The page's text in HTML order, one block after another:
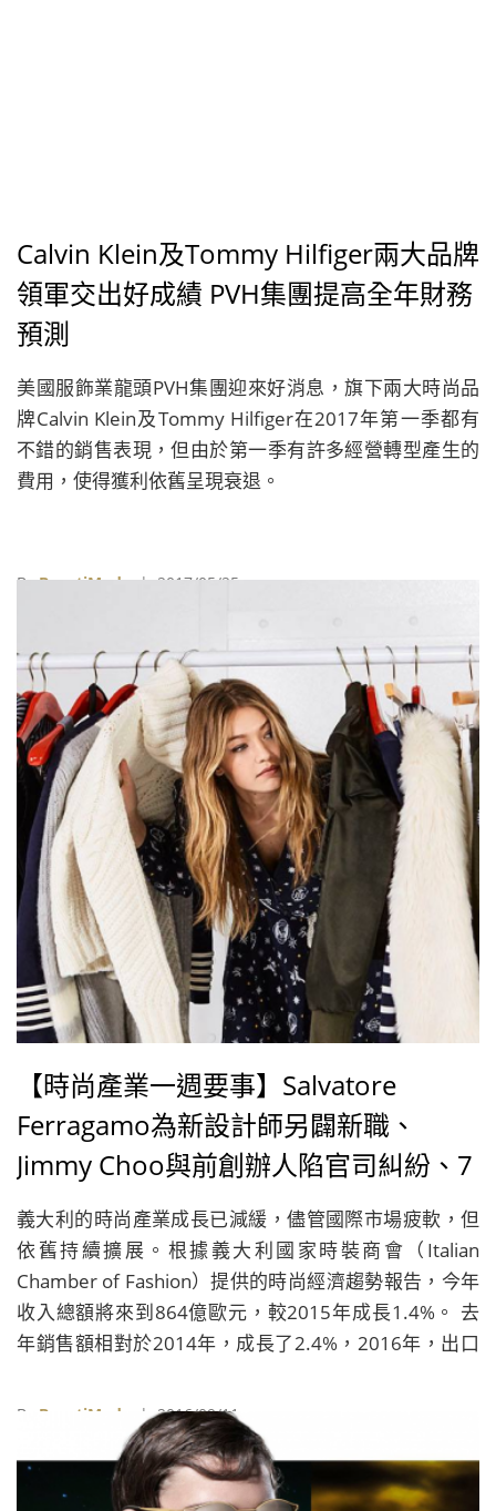
Calvin Klein及Tommy Hilfiger兩大品牌
領軍交出好成績 PVH集團提高全年財務
預測
美國服飾業龍頭PVH集團迎來好消息，旗下兩大時尚品
牌Calvin Klein及Tommy Hilfiger在2017年第一季都有
不錯的銷售表現，但由於第一季有許多經營轉型產生的
費用，使得獲利依舊呈現衰退。
ByBeautiMode| 2017/05/25
【時尚產業一週要事】Salvatore
Ferragamo為新設計師另闢新職、
Jimmy Choo與前創辦人陷官司糾紛、7
For All Mankind新東家裁員、義大利時
尚產業2016年小幅成長
義大利的時尚產業成長已減緩，儘管國際市場疲軟，但
依舊持續擴展。根據義大利國家時裝商會（Italian
Chamber of Fashion）提供的時尚經濟趨勢報告，今年
收入總額將來到864億歐元，較2015年成長1.4%。 去
年銷售額相對於2014年，成長了2.4%，2016年，出口
第一季成長，但第三季預料將會遲緩，第四季銷售將會
迎頭趕上。今年7月、8月受到6月英國脫歐公投的影
響，但預計在未來幾個月影響將逐漸減少。
By BeautiMode | 2016/09/11